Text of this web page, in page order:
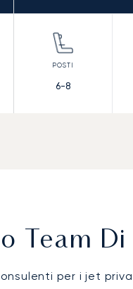
6-8
Team
per i jet